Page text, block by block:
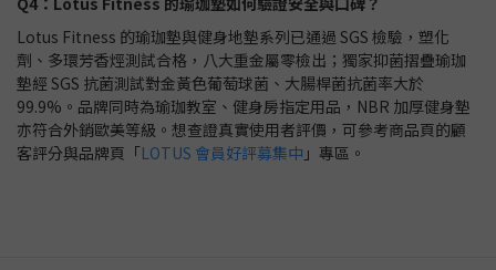
Lotus Fitness 的瑜珈墊與健身地墊系列已通過 SGS 檢驗，塑化
劑、多環芳香烴測試合格，八大重金屬零檢出；獨家抑菌摺疊瑜珈
墊經 SGS 抗菌測試對金黃色葡萄球菌、大腸桿菌抗菌率大於
99.9%。品牌同時為瑜珈教室、健身房指定用品，NBR 加厚健身墊
亦符合外銷歐美等級。想查證真實使用者評價，可參考商品頁的顧
客評分與品牌頁「LOTUS 會員好評募集中 」專區。